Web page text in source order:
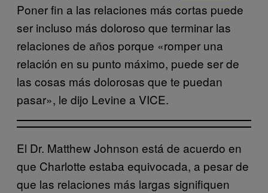
Poner fin a las relaciones más cortas puede
ser incluso más doloroso que terminar las
relaciones de años porque «romper una
relación en su punto máximo, puede ser de
las cosas más dolorosas que te puedan
pasar», le dijo Levine a VICE.
El Dr. Matthew Johnson está de acuerdo en
que Charlotte estaba equivocada, a pesar de
que las relaciones más largas signifiquen